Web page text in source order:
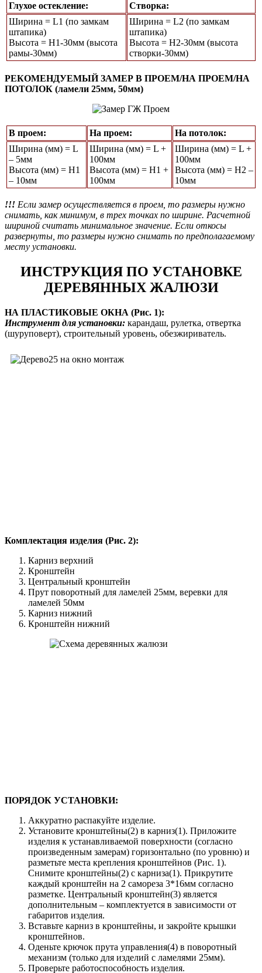
Глухое остекление:
Створка:
Ширина = L1 (по замкам
штапика)
Высота = Н1-30мм (высота
рамы-30мм)
Ширина = L2 (по замкам
штапика)
Высота = H2-30мм (высота
створки-30мм)
РЕКОМЕНДУЕМЫЙ ЗАМЕР В ПРОЕМ/НА ПРОЕМ/НА
ПОТОЛОК (ламели 25мм, 50мм)
В проем: На проем:
На потолок:
Ширина (мм) = L
– 5мм
Высота (мм) = Н1
– 10мм
Ширина (мм) = L +
100мм
Высота (мм) = Н1 +
100мм
Ширина (мм) = L +
100мм
Высота (мм) = Н2 –
10мм
!!! Если замер осуществляется в проем, то размеры нужно
снимать, как минимум, в трех точках по ширине. Расчетной
шириной считать минимальное значение. Если откосы
развернуты, то размеры нужно снимать по предполагаемому
месту установки.
ИНСТРУКЦИЯ ПО УСТАНОВКЕ
ДЕРЕВЯННЫХ ЖАЛЮЗИ
НА ПЛАСТИКОВЫЕ ОКНА (Рис. 1):
Инструмент для установки: карандаш, рулетка, отвертка
(шуруповерт), строительный уровень, обезжириватель.
Комплектация изделия (Рис. 2):
Карниз верхний
Кронштейн
Центральный кронштейн
Прут поворотный для ламелей 25мм, веревки для
ламелей 50мм
Карниз нижний
Кронштейн нижний
ПОРЯДОК УСТАНОВКИ:
Аккуратно распакуйте изделие.
Установите кронштейны(2) в карниз(1). Приложите
изделия к устанавливаемой поверхности (согласно
произведенным замерам) горизонтально (по уровню) и
разметьте места крепления кронштейнов (Рис. 1).
Снимите кронштейны(2) с карниза(1). Прикрутите
каждый кронштейн на 2 самореза 3*16мм согласно
разметке. Центральный кронштейн(3) является
дополнительным – комплектуется в зависимости от
габаритов изделия.
Вставьте карниз в кронштейны, и закройте крышки
кронштейнов.
Оденьте крючок прута управления(4) в поворотный
механизм (только для изделий с ламелями 25мм).
Проверьте работоспособность изделия.